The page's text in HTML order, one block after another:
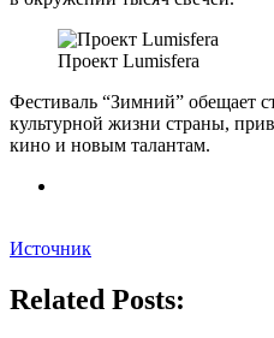
Проект Lumisfera
Фестиваль “Зимний” обещает
культурной жизни страны,
кино и новым талантам.
Источник
Related Posts: